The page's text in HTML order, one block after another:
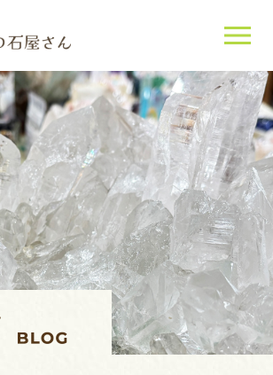
当店について
天然石について
ご購入はこちら
店長紹介